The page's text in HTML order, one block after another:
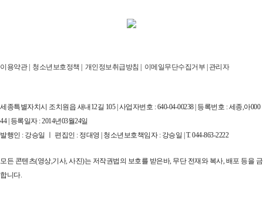
이용약관| 청소년보호정책 | 개인정보취급방침 | 이메일무단수집거부 | 관리자
세종특별자치시 조치원읍 새내12길 105 | 사업자번호 : 640-04-00238 | 등록번호 : 세종,아000
44 | 등록일자 : 2014년03월24일
발행인 : 강승일 ㅣ 편집인 : 정대영 | 청소년보호책임자 : 강승일 | T. 044-863-2222
모든 콘텐츠(영상,기사, 사진)는 저작권법의 보호를 받은바, 무단 전재와 복사, 배포 등을 금
합니다.